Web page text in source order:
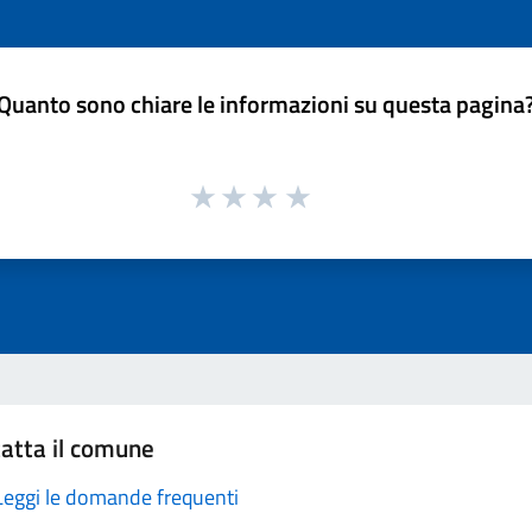
sono chiare le informazioni su questa
il comune
le domande frequenti